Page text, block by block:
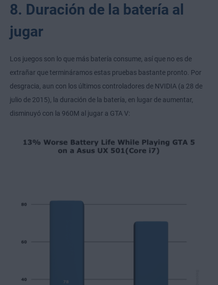
8. Duración de la batería al
jugar
Los juegos son lo que más batería consume, así que no es de
extrañar que termináramos estas pruebas bastante pronto. Por
desgracia, aun con los últimos controladores de NVIDIA (a 28 de
julio de 2015), la duración de la batería, en lugar de aumentar,
disminuyó con la 960M al jugar a GTA V: